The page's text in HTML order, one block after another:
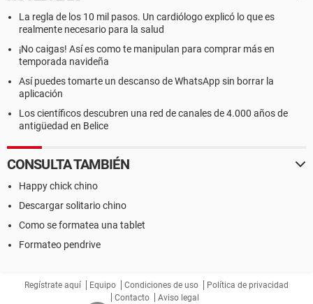
La regla de los 10 mil pasos. Un cardiólogo explicó lo que es
realmente necesario para la salud
¡No caigas! Así es como te manipulan para comprar más en
temporada navideña
Así puedes tomarte un descanso de WhatsApp sin borrar la
aplicación
Los científicos descubren una red de canales de 4.000 años de
antigüedad en Belice
CONSULTA TAMBIÉN
Happy chick chino
Descargar solitario chino
Como se formatea una tablet
Formateo pendrive
Regístrate aquí Equipo Condiciones de uso
Política de privacidad
Contacto
Aviso legal